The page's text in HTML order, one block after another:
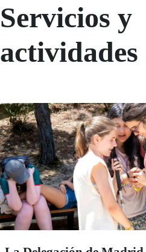
Servicios y
actividades